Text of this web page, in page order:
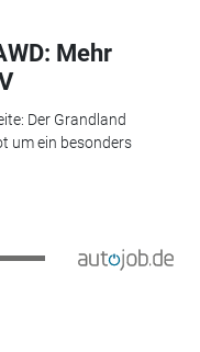
Mehr
Der Grandland
um ein besonders